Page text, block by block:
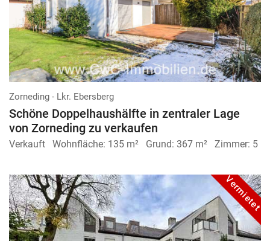
Zorneding - Lkr. Ebersberg
Schöne Doppelhaushälfte in zentraler Lage
von Zorneding zu verkaufen
Verkauft Wohnfläche: 135 m² Grund: 367 m² Zimmer: 5
Vermietet